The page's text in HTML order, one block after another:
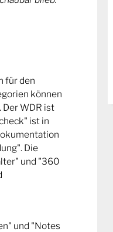
für den
können
WDR ist
ist in
Die
und "360
und "Notes